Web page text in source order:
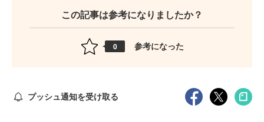
この記事は参考になりましたか？
0 参考になった
プッシュ通知を受け取る